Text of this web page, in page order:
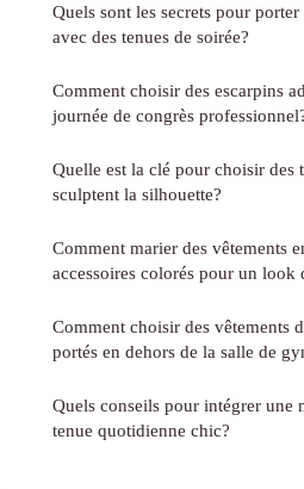
Quels sont les secrets pour
avec des tenues de soirée?
Comment choisir des escarpins
journée de congrès
Quelle est la clé pour choisir des
sculptent la silhouette?
Comment marier des vêtements
accessoires colorés pour un look
Comment choisir des vêtements
portés en dehors de la salle de
Quels conseils pour intégrer une
tenue quotidienne chic?